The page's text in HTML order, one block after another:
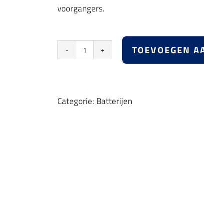
voorgangers.
Batterij
312
TOEVOEGEN
Categorie: Batterijen